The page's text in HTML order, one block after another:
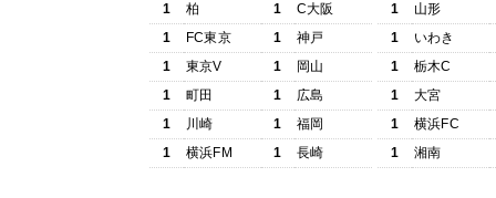
1
柏 1
C大阪
1
FC東京 1
神戸
1
東京V 1
岡山
1
町田 1
広島
1
川崎 1
福岡
1
横浜FM 1 長崎
1
山形
1
いわき
1
栃木C
1
大宮
1
横浜FC
1
湘南